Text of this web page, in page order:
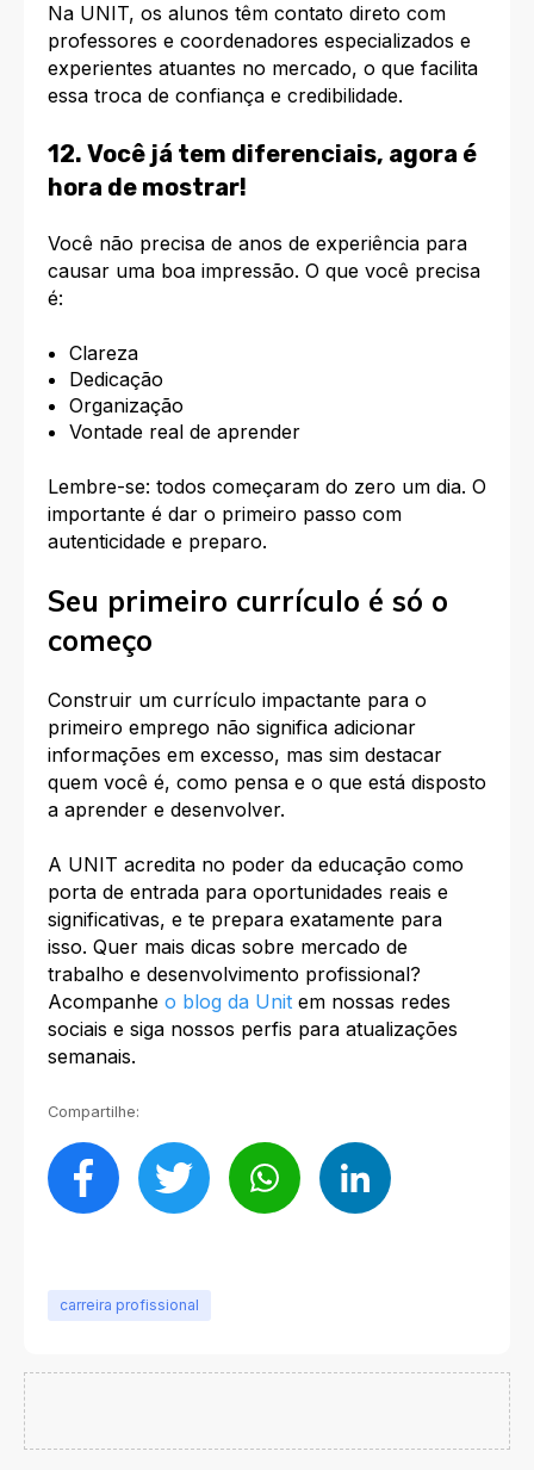
Na UNIT, os alunos têm contato direto com
professores e coordenadores especializados e
experientes atuantes no mercado, o que facilita
essa troca de confiança e credibilidade.
12. Você já tem diferenciais, agora é
hora de mostrar!
Você não precisa de anos de experiência para
causar uma boa impressão. O que você precisa
é:
Clareza
Dedicação
Organização
Vontade real de aprender
Lembre-se: todos começaram do zero um dia. O
importante é dar o primeiro passo com
autenticidade e preparo.
Seu primeiro currículo é só o
começo
Construir um currículo impactante para o
primeiro emprego não significa adicionar
informações em excesso, mas sim destacar
quem você é, como pensa e o que está disposto
a aprender e desenvolver.
A UNIT acredita no poder da educação como
porta de entrada para oportunidades reais e
significativas, e te prepara exatamente para
isso. Quer mais dicas sobre mercado de
trabalho e desenvolvimento profissional?
Acompanhe o blog da Unit em nossas redes
sociais e siga nossos perfis para atualizações
semanais.
Compartilhe:
carreira profissional